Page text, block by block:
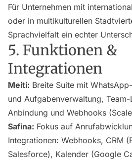
Für Unternehmen mit
oder in multikulturellen
Sprachvielfalt ein echter
5. Funktionen &
Integrationen
Meiti: Breite Suite mit
und Aufgabenverwaltung,
Anbindung und Webhooks
Safina: Fokus auf
Integrationen: Webhooks, CRM
Salesforce), Kalender (Google